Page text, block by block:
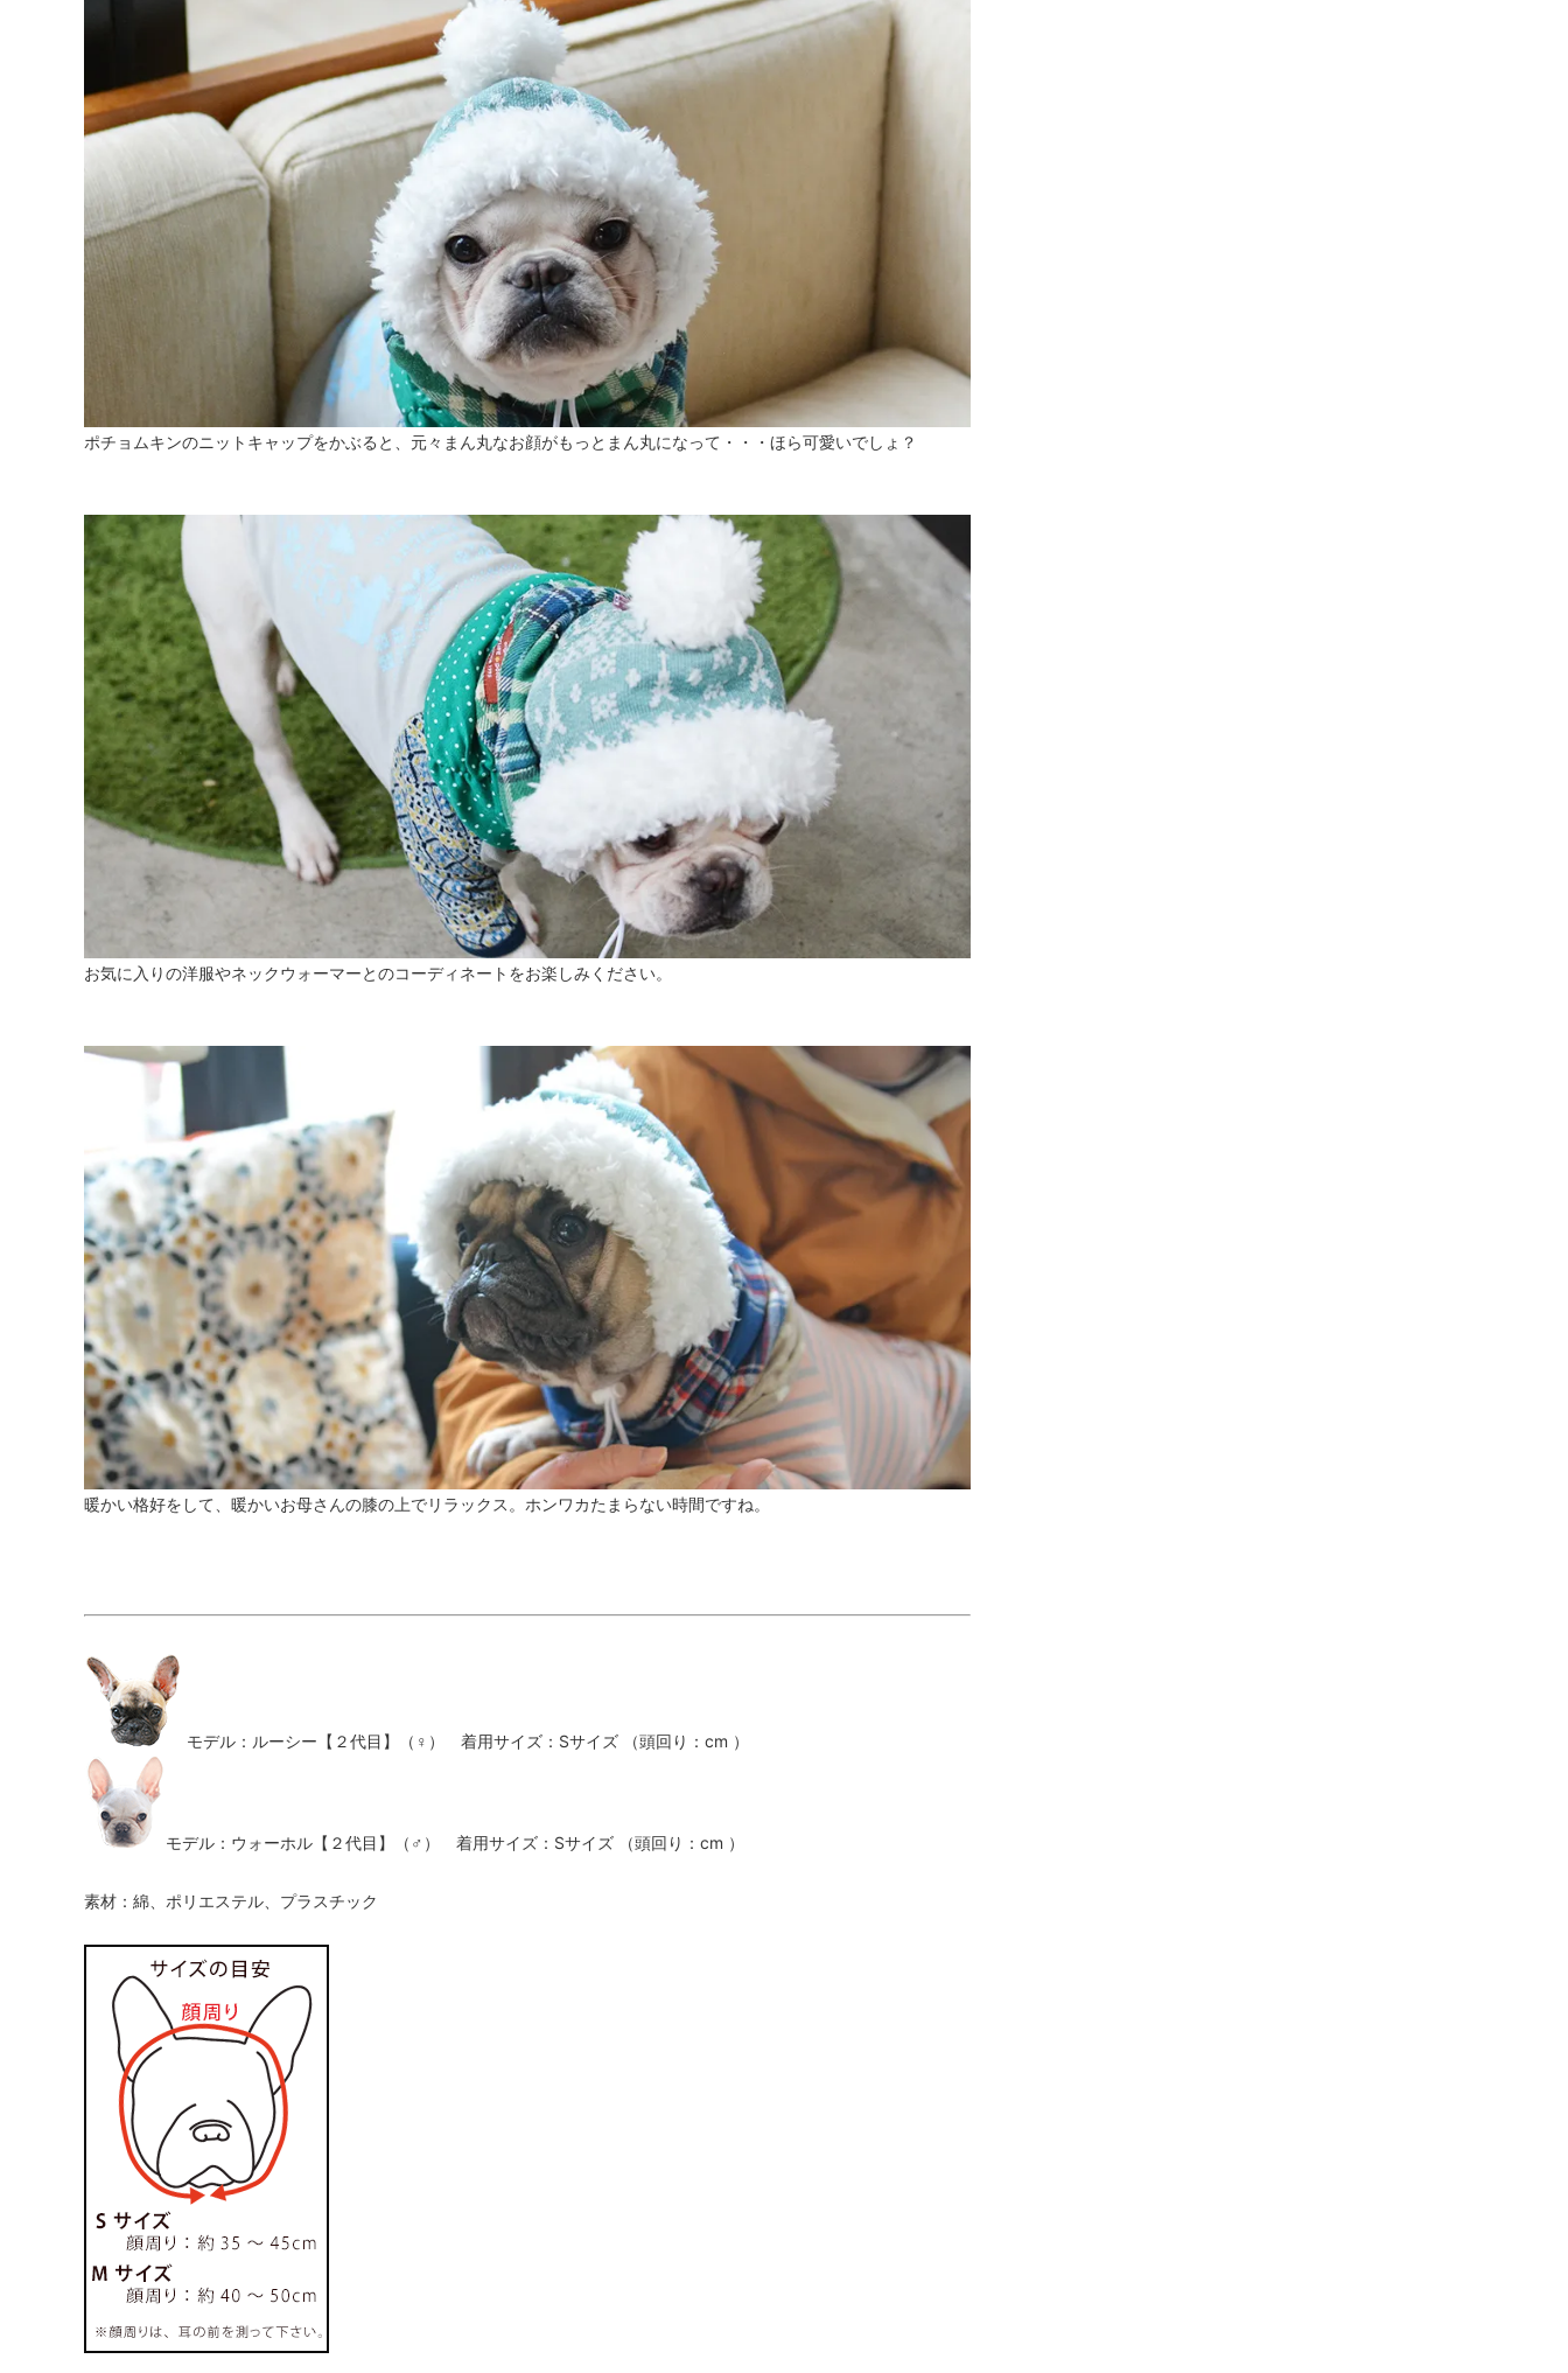
ポチョムキンのニットキャップをかぶると、元々まん丸なお顔がもっとまん丸になって・・・ほら可愛いでしょ？
お気に入りの洋服やネックウォーマーとのコーディネートをお楽しみください。
暖かい格好をして、暖かいお母さんの膝の上でリラックス。ホンワカたまらない時間ですね。
モデル：ルーシー【２代目】（♀） 着用サイズ：Sサイズ （頭回り：cm ）
モデル：ウォーホル【２代目】（♂） 着用サイズ：Sサイズ （頭回り：cm ）
素材：綿、ポリエステル、プラスチック